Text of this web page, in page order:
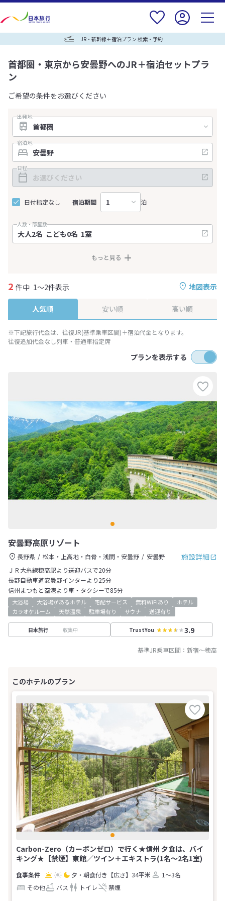
JR・新幹線＋宿泊プラン 検索・予約
首都圏・東京から安曇野へのJR＋宿泊セットプラ
ン
ご希望の条件をお選びください
出発地
宿泊地
日程
日付指定なし 宿泊期間 泊
人数・部屋数
もっと見る
地図表示
2 件中 1～2件表示
人気順 安い順 高い順
※下記旅行代金は、往復JR(基準乗車区間)＋宿泊代金となります。
往復追加代金なし列車・普通車指定席
プランを表示する
安曇野高原リゾート
施設詳細
長野県 松本・上高地・白骨・浅間・安曇野
安曇野
ＪＲ大糸線穂高駅より送迎バスで20分
長野自動車道安曇野インターより25分
信州まつもと空港より車・タクシーで85分
大浴場 大浴場があるホテル 宅配サービス 無料WiFiあり
ホテル
カラオケルーム
天然温泉 駐車場有り サウナ 送迎有り
日本旅行 収集中 TrustYou 3.9
基準JR乗車区間： 新宿～穂高
Carbon-Zero（カーボンゼロ）で行く★信州 夕食は、バイ
キング★【禁煙】東館／ツイン＋エキストラ(1名～2名1室)
夕・朝食付き 【広さ】34平米
1～3名
その他
バス トイレ 禁煙